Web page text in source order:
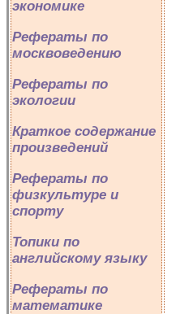
экономике
Рефераты по
москвоведению
Рефераты по
экологии
Краткое содержание
произведений
Рефераты по
физкультуре и
спорту
Топики по
английскому языку
Рефераты по
математике